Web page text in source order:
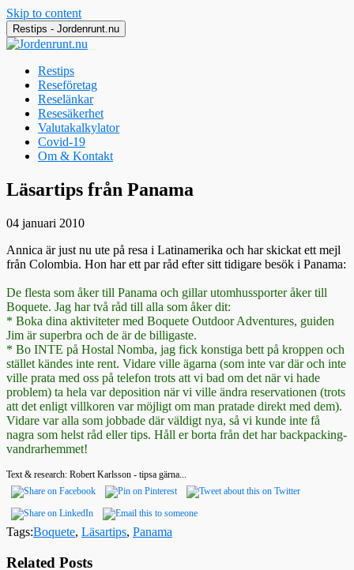
Skip to content
Restips - Jordenrunt.nu
Restips
Reseföretag
Reselänkar
Resesäkerhet
Valutakalkylator
Covid-19
Om & Kontakt
Jordenrunt.nu
Tusen Restips från hela världen
Läsartips från Panama
04 januari 2010
Annica är just nu ute på resa i Latinamerika och har skickat ett mejl
från Colombia. Hon har ett par råd efter sitt tidigare besök i Panama:
De flesta som åker till Panama och gillar utomhussporter åker till
Boquete. Jag har två råd till alla som åker dit:
* Boka dina aktiviteter med Boquete Outdoor Adventures, guiden
Jim är superbra och de är de billigaste.
* Bo INTE på Hostal Nomba, jag fick konstiga bett på kroppen och
stället kändes inte rent. Vidare ville ägarna (som inte var där och inte
ville prata med oss på telefon trots att vi bad om det när vi hade
problem) ta hela var deposition när vi ville ändra reservationen (trots
att det enligt villkoren var möjligt om man pratade direkt med dem).
Vidare var alla som jobbade där väldigt nya, så vi kunde inte få
nagra som helst råd eller tips. Håll er borta från det har backpacking-
vandrarhemmet!
Text & research: Robert Karlsson - tipsa gärna...
Tags:Boquete, Läsartips, Panama
Related Posts